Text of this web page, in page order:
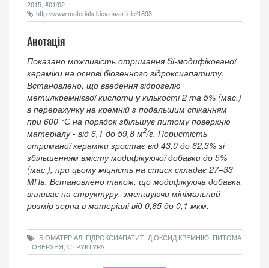
2015, #01/02
http://www.materials.kiev.ua/article/1893
Анотація
Показано можливість отримання Si-модифікованої
кераміки на основі біогенного гідроксиапатиту.
Встановлено, що введення гідрогелю
метилкремнієвої кислоти у кількості 2 та 5% (мас.)
в перерахунку на кремній з подальшим спіканням
при 600 °С на порядок збільшує питому поверхню
матеріалу - від 6,1 до 59,8 м2/г. Пористість
отриманої кераміки зростає від 43,0 до 62,3% зі
збільшенням вмісту модифікуючої добавки до 5%
(мас.), при цьому міцність на стиск складає 27–33
МПа. Встановлено також, що модифікуюча добавка
впливає на структуру, зменшуючи мінімальний
розмір зерна в матеріалі від 0,65 до 0,1 мкм.
БІОМАТЕРІАЛ, ГІДРОКСИАПАТИТ, ДІОКСИД КРЕМНІЮ, ПИТОМА
ПОВЕРХНЯ, СТРУКТУРА